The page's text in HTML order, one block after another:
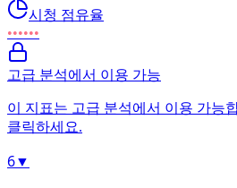
시청 점유율
••••••
고급 분석에서 이용 가능
이 지표는 고급 분석에서 이용 가능
클릭하세요.
6▼